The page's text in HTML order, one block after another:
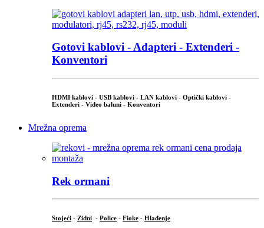
Gotovi kablovi - Adapteri - Extenderi -
Konventori
HDMI kablovi - USB kablovi - LAN kablovi - Optički kablovi -
Extenderi - Video baluni - Konventori
Mrežna oprema
Rek ormani
Stojeći - Zidni - Police - Fioke - Hlađenje